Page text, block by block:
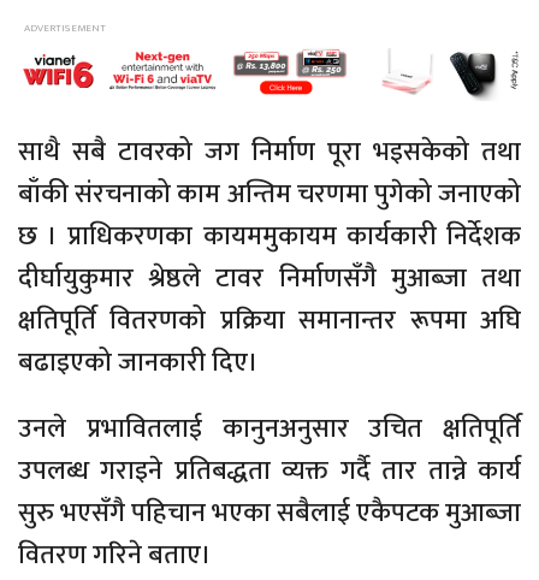
साथै सबै टावरको जग निर्माण पूरा भइसकेको तथा
बाँकी संरचनाको काम अन्तिम चरणमा पुगेको जनाएको
छ । प्राधिकरणका कायममुकायम कार्यकारी निर्देशक
दीर्घायुकुमार श्रेष्ठले टावर निर्माणसँगै मुआब्जा तथा
क्षतिपूर्ति वितरणको प्रक्रिया समानान्तर रूपमा अघि
बढाइएको जानकारी दिए।
उनले प्रभावितलाई कानुनअनुसार उचित क्षतिपूर्ति
उपलब्ध गराइने प्रतिबद्धता व्यक्त गर्दै तार तान्ने कार्य
सुरु भएसँगै पहिचान भएका सबैलाई एकैपटक मुआब्जा
वितरण गरिने बताए।